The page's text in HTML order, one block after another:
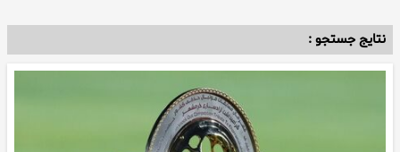
نتایج جستجو :